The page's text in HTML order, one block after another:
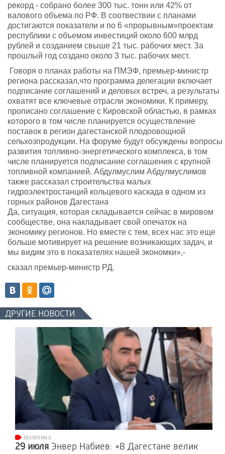
рекорд - собрано более 300 тыс. тонн или 42% от
валового объема по РФ. В соотвествии с планами
достигаются показатели и по 6 «прорывным»проектам
республики с объемом инвестиций около 600 млрд
рублей и созданием свыше 21 тыс. рабочих мест. За
прошлый год создано около 3 тыс. рабочих мест.
Говоря о планах работы на ПМЭФ, премьер-министр
региона рассказал,что программа делегации включает
подписание соглашений и деловых встреч, а результаты
охватят все ключевые отрасли экономики. К примеру,
прописано соглашение с Кировской областью, в рамках
которого в том числе планируется осуществление
поставок в регион дагестанской плодоовощной
сельхозпродукции. На форуме будут обсуждены вопросы
развития топливно-энергетического комплекса, в том
числе планируется подписание соглашения с крупной
топливной компанией. Абдулмуслим Абдулмуслимов
также рассказал строительства малых
гидроэлектростанций кольцевого каскада в одном из
горных районов Дагестана
Да, ситуация, которая складывается сейчас в мировом
сообществе, она накладывает свой опечаток на
экономику регионов. Но вместе с тем, всех нас это еще
больше мотивирует на решение возникающих задач, и
мы видим это в показателях нашей экономки»,-
сказал премьер-министр РД.
ДРУГИЕ НОВОСТИ
ПОЛИТИКА
29 июля Энвер Набиев: «В Дагестане велик